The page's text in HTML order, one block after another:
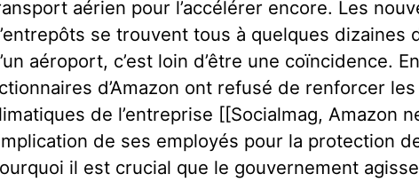
aérien pour l’accélérer encore. Les
se trouvent tous à quelques dizaines
aéroport, c’est loin d’être une coïncidence.
d’Amazon ont refusé de renforcer
de l’entreprise [[Socialmag, Amazon
de ses employés pour la protection
il est crucial que le gouvernement agisse